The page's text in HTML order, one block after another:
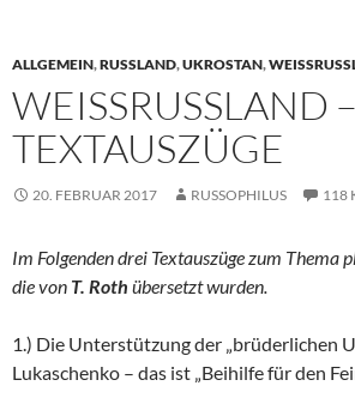
ALLGEMEIN,RUSSLAND,UKROSTAN,
WEISSRUSSLAND –
EXTAUSZÜGE
20. FEBRUAR 2017 RUSSOPHILUS 118
Im Folgenden drei Textauszüge zum Thema
die von T. Roth übersetzt wurden.
1.) Die Unterstützung der „brüderlichen
Lukaschenko – das ist „Beihilfe für den